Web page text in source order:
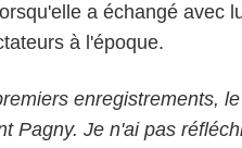
lorsqu'elle a échangé avec
à l'époque.
enregistrements,
Pagny. Je n'ai pas